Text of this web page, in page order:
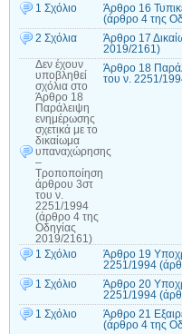
1 Σχόλιο
Άρθρο 16
(άρθρο 4 της
2 Σχόλια
Άρθρο 17
2019/2161)
Δεν έχουν
υποβληθεί
σχόλια στο
Άρθρο 18
Παράλειψη
ενημέρωσης
σχετικά με το
δικαίωμα
υπαναχώρησης
–
Τροποποίηση
άρθρου 3στ
του ν.
2251/1994
(άρθρο 4 της
Οδηγίας
2019/2161)
Άρθρο 18
του ν. 2251/
1 Σχόλιο
Άρθρο 19
2251/1994
1 Σχόλιο
Άρθρο 20
2251/1994
1 Σχόλιο
Άρθρο 21
(άρθρο 4 της